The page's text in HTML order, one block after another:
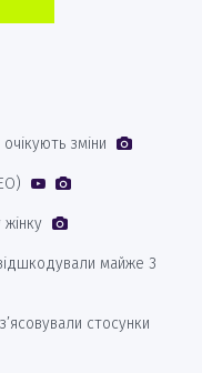
зміни
майже 3
стосунки